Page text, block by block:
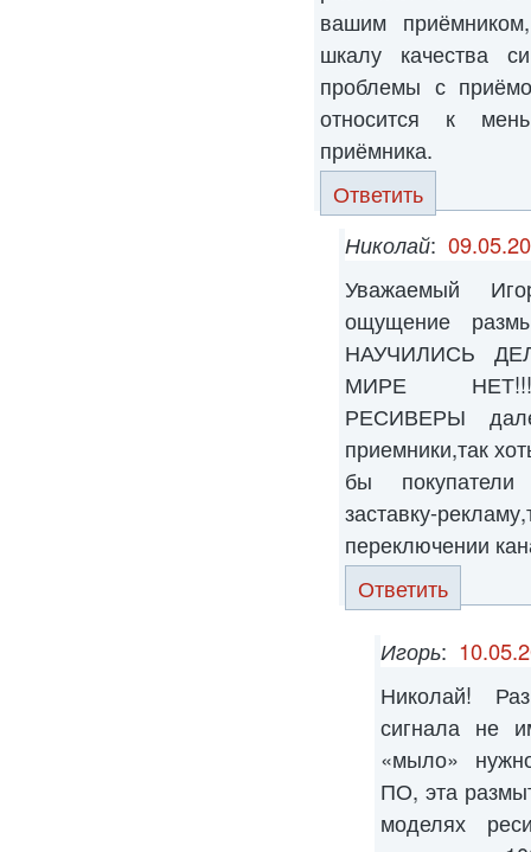
вашим
шкалу качества
проблемы с
относится к
приёмника.
Ответить
Николай:
Уважаемый
ощущение
НАУЧИЛИСЬ
МИРЕ
РЕСИВЕРЫ
приемники,так
бы
заставку-
переключении
Ответить
Игорь:
Николай!
сигнала не
«мыло»
ПО, эта
моделях